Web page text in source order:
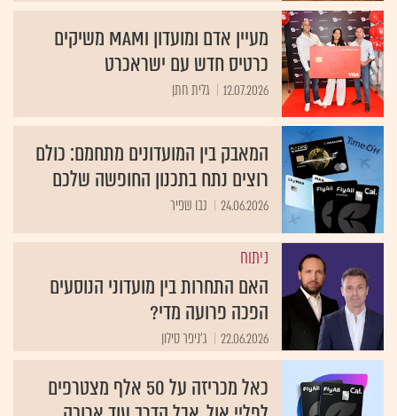
מעיין אדם ומועדון Mami משיקים
כרטיס חדש עם ישראכרט
12.07.2026 גלית חתן
המאבק בין המועדונים מתחמם: כולם
רוצים נתח בתכנון החופשה שלכם
24.06.2026 נבו שפיר
ניתוח
האם התחרות בין מועדוני הנוסעים
הפכה פרועה מדי?
22.06.2026 ג'ניפר סילון
כאל מכריזה על 50 אלף מצטרפים